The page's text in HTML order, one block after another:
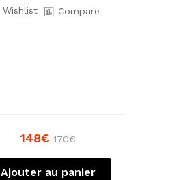
Wishlist Compare
148€ 170€
Ajouter au panier